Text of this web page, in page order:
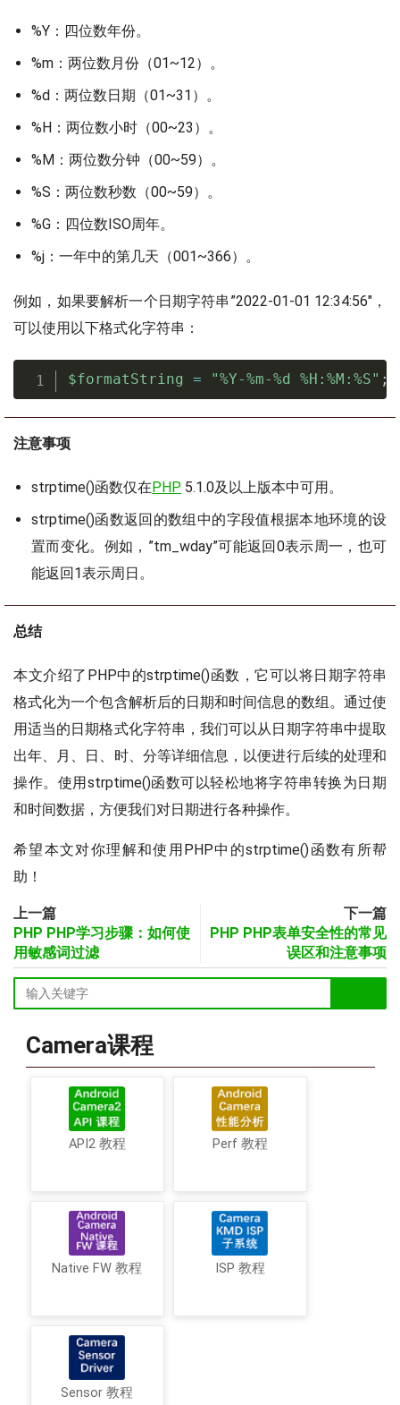
%Y：四位数年份。
%m：两位数月份（01~12）。
%d：两位数日期（01~31）。
%H：两位数小时（00~23）。
%M：两位数分钟（00~59）。
%S：两位数秒数（00~59）。
%G：四位数ISO周年。
%j：一年中的第几天（001~366）。
例如，如果要解析一个日期字符串”2022-01-01 12:34:56″，
可以使用以下格式化字符串：
$formatString = "%Y-%m-%d %H:%M:%S" ;
注意事项
strptime()函数仅在PHP 5.1.0及以上版本中可用。
strptime()函数返回的数组中的字段值根据本地环境的设
置而变化。例如，”tm_wday”可能返回0表示周一，也可
能返回1表示周日。
总结
本文介绍了PHP中的strptime()函数，它可以将日期字符串
格式化为一个包含解析后的日期和时间信息的数组。通过使
用适当的日期格式化字符串，我们可以从日期字符串中提取
出年、月、日、时、分等详细信息，以便进行后续的处理和
操作。使用strptime()函数可以轻松地将字符串转换为日期
和时间数据，方便我们对日期进行各种操作。
希望本文对你理解和使用PHP中的strptime()函数有所帮
助！
上一篇
PHP PHP学习步骤：如何使
用敏感词过滤
下一篇
PHP PHP表单安全性的常见
误区和注意事项
Camera课程
API2 教程 Perf 教程
Native FW 教程 ISP 教程
Sensor 教程